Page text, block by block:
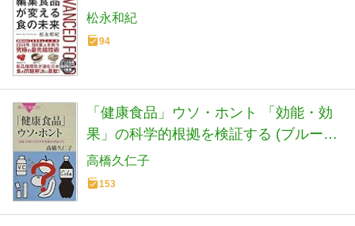
松永和紀
94
「健康食品」ウソ・ホント 「効能・効
果」の科学的根拠を検証する (ブルーバ
ックス 1972)
高橋久仁子
153